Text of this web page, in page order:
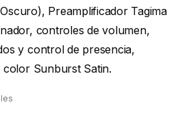
Preamplificador Tagima
controles de volumen,
y control de presencia,
Sunburst Satin.